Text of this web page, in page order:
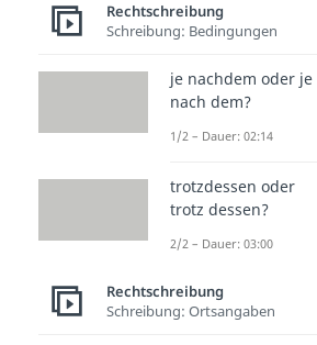
Rechtschreibung
Schreibung: Bedingungen
je nachdem oder je
nach dem?
1/2 – Dauer: 02:14
trotzdessen oder
trotz dessen?
2/2 – Dauer: 03:00
Rechtschreibung
Schreibung: Ortsangaben